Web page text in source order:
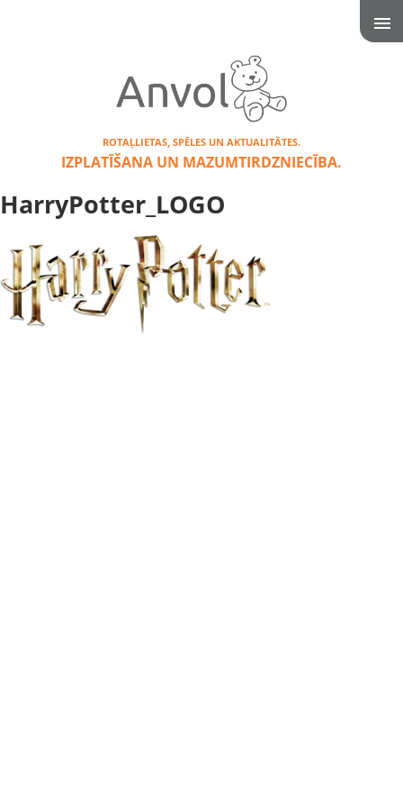
ROTAĻLIETAS, SPĒLES UN AKTUALITĀTES.
IZPLATĪŠANA UN MAZUMTIRDZNIECĪBA.
HarryPotter_LOGO